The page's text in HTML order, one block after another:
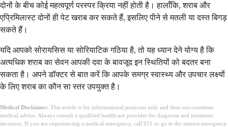
दोनों के बीच कोई महत्वपूर्ण परस्पर क्रिया नहीं होती है। हालाँकि, शराब और
एप्रिमिलास्ट दोनों ही पेट खराब कर सकते हैं, इसलिए पीने से मतली या दस्त बिगड़
सकते हैं।
यदि आपको सोरायसिस या सोरियाटिक गठिया है, तो यह ध्यान देने योग्य है कि
अत्यधिक शराब का सेवन आपकी दवा के बावजूद इन स्थितियों को बदतर बना
सकता है। अपने डॉक्टर से बात करें कि आपके समग्र स्वास्थ्य और उपचार लक्ष्यों
के लिए शराब का कौन सा स्तर उपयुक्त है।
Medical Disclaimer: This article is for informational purposes only and does not constitute
medical advice. Always consult a qualified healthcare provider for diagnosis and treatment
decisions. If you are experiencing a medical emergency, call 911 or go to the nearest emergency